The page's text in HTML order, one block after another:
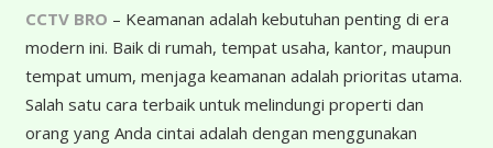
CCTV BRO – Keamanan adalah kebutuhan penting di era
modern ini. Baik di rumah, tempat usaha, kantor, maupun
tempat umum, menjaga keamanan adalah prioritas utama.
Salah satu cara terbaik untuk melindungi properti dan
orang yang Anda cintai adalah dengan menggunakan